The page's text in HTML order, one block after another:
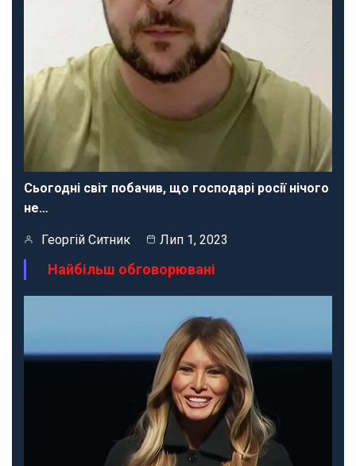
Сьогодні світ побачив, що господарі росії нічого
не…
Георгій Ситник Лип 1, 2023
Найбільш обговорювані